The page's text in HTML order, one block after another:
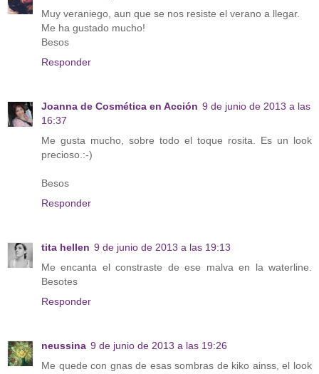
Muy veraniego, aun que se nos resiste el verano a llegar.
Me ha gustado mucho!
Besos
Responder
Joanna de Cosmética en Acción 9 de junio de 2013 a las
16:37
Me gusta mucho, sobre todo el toque rosita. Es un look
precioso.:-)
Besos
Responder
tita hellen 9 de junio de 2013 a las 19:13
Me encanta el constraste de ese malva en la waterline.
Besotes
Responder
neussina 9 de junio de 2013 a las 19:26
Me quede con gnas de esas sombras de kiko ainss, el look